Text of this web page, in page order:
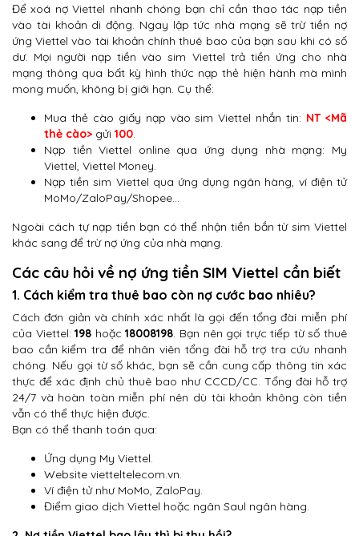
Để xoá nợ Viettel nhanh chóng bạn chỉ cần thao tác nạp tiền
vào tài khoản di động. Ngay lập tức nhà mạng sẽ trừ tiền nợ
ứng Viettel vào tài khoản chính thuê bao của bạn sau khi có số
dư. Mọi người nạp tiền vào sim Viettel trả tiền ứng cho nhà
mạng thông qua bất kỳ hình thức nạp thẻ hiện hành mà mình
mong muốn, không bị giới hạn. Cụ thể:
Mua thẻ cào giấy nạp vào sim Viettel nhắn tin: NT <Mã
thẻ cào> gửi 100.
Nạp tiền Viettel online qua ứng dụng nhà mạng: My
Viettel, Viettel Money.
Nạp tiền sim Viettel qua ứng dụng ngân hàng, ví điện tử
MoMo/ZaloPay/Shopee…
Ngoài cách tự nạp tiền bạn có thể nhận tiền bắn từ sim Viettel
khác sang để trừ nợ ứng của nhà mạng.
Các câu hỏi về nợ ứng tiền SIM Viettel cần biết
1. Cách kiểm tra thuê bao còn nợ cước bao nhiêu?
Cách đơn giản và chính xác nhất là gọi đến tổng đài miễn phí
của Viettel:198 hoặc18008198. Bạn nên gọi trực tiếp từ số thuê
bao cần kiểm tra để nhân viên tổng đài hỗ trợ tra cứu nhanh
chóng. Nếu gọi từ số khác, bạn sẽ cần cung cấp thông tin xác
thực để xác định chủ thuê bao như CCCD/CC. Tổng đài hỗ trợ
24/7 và hoàn toàn miễn phí nên dù tài khoản không còn tiền
vẫn có thể thực hiện được.
Bạn có thể thanh toán qua:
Ứng dụng My Viettel.
Website vietteltelecom.vn.
Ví điện tử như MoMo, ZaloPay.
Điểm giao dịch Viettel hoặc ngân Saul ngân hàng.